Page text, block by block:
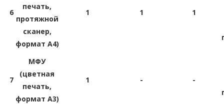
6
печать,
протяжной
сканер,
формат A4)
1 1 1
7
МФУ
(цветная
печать,
формат A3)
1 -
-